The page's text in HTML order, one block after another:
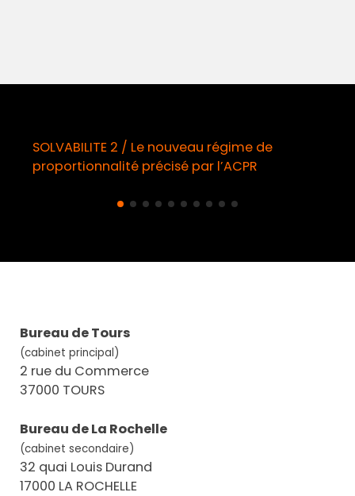
SOLVABILITE 2 / Le nouveau régime de
proportionnalité précisé par l’ACPR
Bureau de Tours
(cabinet principal)
2 rue du Commerce
37000 TOURS
Bureau de La Rochelle
(cabinet secondaire)
32 quai Louis Durand
17000 LA ROCHELLE